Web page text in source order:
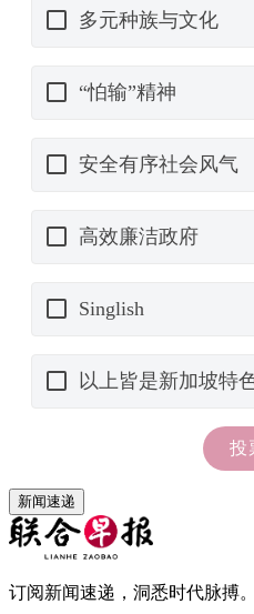
新闻速递
订阅新闻速递，洞悉时代脉搏。